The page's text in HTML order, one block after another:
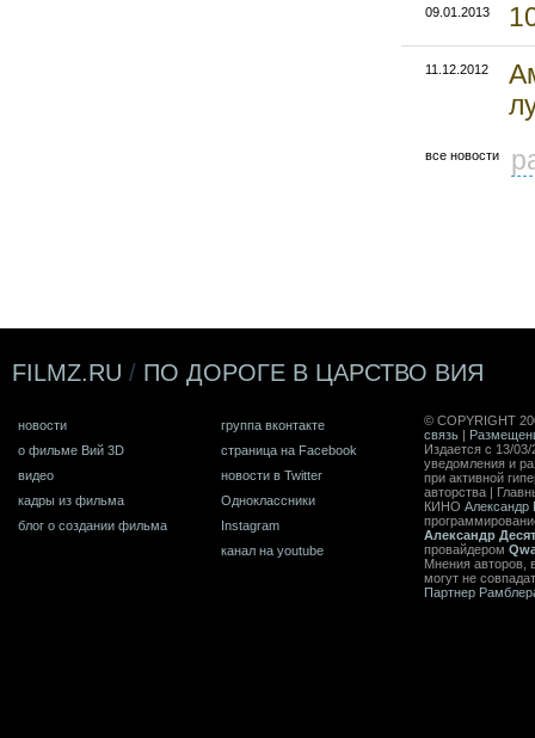
09.01.2013
11.12.2012
все новости
FILMZ.RU / ПО ДОРОГЕ В ЦАРСТВО ВИЯ
новости
о фильме Вий 3D
видео
кадры из фильма
блог о создании фильма
группа вконтакте
страница на Facebook
новости в Twitter
Одноклассники
Instagram
канал на youtube
© COPYRIGHT
связь |
Издается с 13/
уведомления и
при активной
авторства |
КИНО Александр
Александр
провайдером
Мнения авторов,
могут не
Партнер